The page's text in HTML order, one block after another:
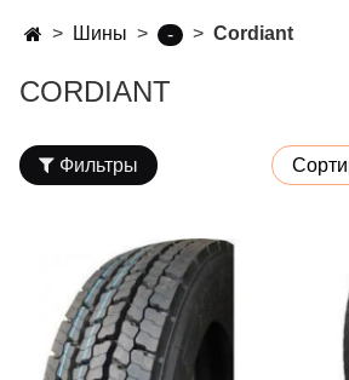
Шины - Cordiant
CORDIANT
Фильтры